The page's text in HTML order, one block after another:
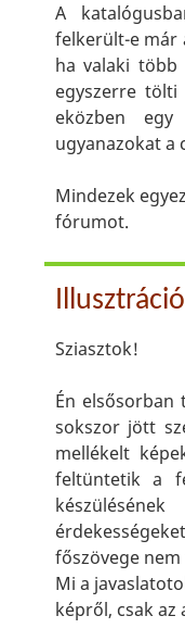
A
felkerült-e már
ha valaki
egyszerre
eközben
ugyanazokat a
Mindezek
fórumot.
Sziasztok!
Én
sokszor jött
mellékelt
feltüntetik a
főszövege
Mi a
képről, csak